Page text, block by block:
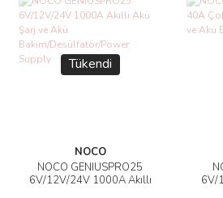
Tükendi
NOCO
NOCO GENIUSPRO25
6V/12V/24V 1000A Akıllı
İncele
6V/